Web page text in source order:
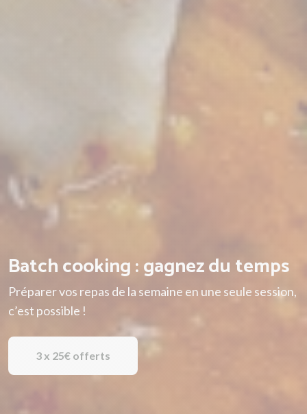
Batch cooking : gagnez du temps
Préparer vos repas de la semaine en une seule session,
c’est possible !
3 x 25€ offerts